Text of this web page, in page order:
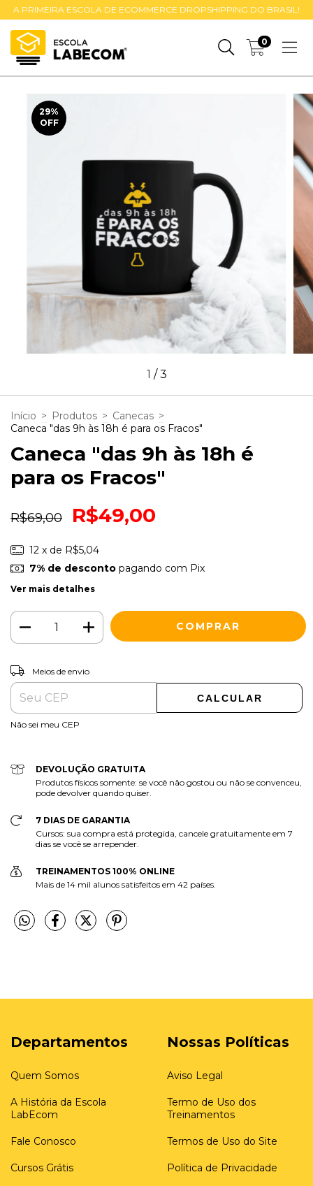
A PRIMEIRA ESCOLA DE ECOMMERCE DROPSHIPPING DO BRASIL!
0
29%
OFF
1 /3
Início > Produtos > Canecas >
Caneca "das 9h às 18h é para os Fracos"
Caneca "das 9h às 18h é
para os Fracos"
R$69,00 R$49,00
12 x de R$5,04
7% de descontopagando com Pix
Ver mais detalhes
Entregas para o CEP:
Meios de envio
CALCULAR
Não sei meu CEP
DEVOLUÇÃO GRATUITA
Produtos físicos somente: se você não gostou ou não se convenceu,
pode devolver quando quiser.
7 DIAS DE GARANTIA
Cursos: sua compra está protegida, cancele gratuitamente em 7
dias se você se arrepender.
TREINAMENTOS 100% ONLINE
Mais de 14 mil alunos satisfeitos em 42 países.
Departamentos
Quem Somos
A História da Escola
LabEcom
Fale Conosco
Cursos Grátis
Nossas Políticas
Aviso Legal
Termo de Uso dos
Treinamentos
Termos de Uso do Site
Política de Privacidade